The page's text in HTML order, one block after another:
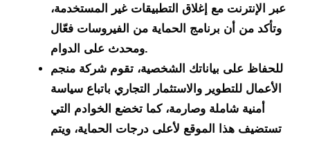
عبر الإنترنت مع إغلاق التطبيقات غير المستخدمة،
وتأكد من أن برنامج الحماية من الفيروسات فعّال
ومحدث على الدوام.
للحفاظ على بياناتك الشخصية، تقوم شركة منجم
الأعمال للتطوير والاستثمار التجاري باتباع سياسة
أمنية شاملة وصارمة، كما تخضع الخوادم التي
تستضيف هذا الموقع لأعلى درجات الحماية، ويتم